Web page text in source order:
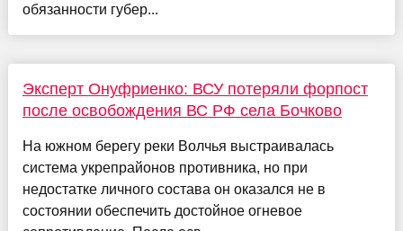
обязанности губер...
Эксперт Онуфриенко: ВСУ потеряли форпост
после освобождения ВС РФ села Бочково
На южном берегу реки Волчья выстраивалась
система укрепрайонов противника, но при
недостатке личного состава он оказался не в
состоянии обеспечить достойное огневое